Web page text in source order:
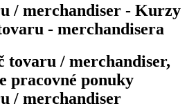
/ merchandiser - Kurzy
- merchandisera
tovaru / merchandiser,
pracovné ponuky
/ merchandiser